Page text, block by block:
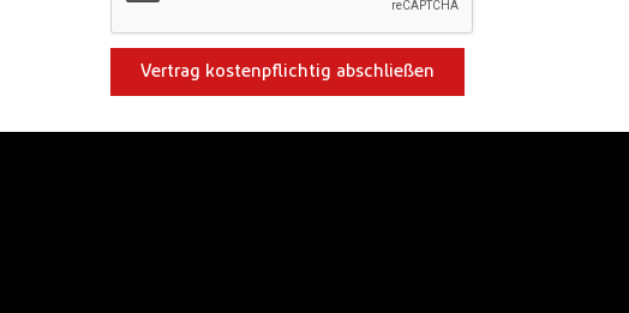
Vertrag kostenpflichtig abschließen